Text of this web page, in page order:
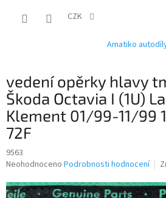
CZK
Amatiko
vedení opěrky hlavy
Škoda Octavia I (1U)
Klement 01/99-11/99
72F
9563
Průměrné
produktu
Neohodnoceno Podrobnosti hodnocení